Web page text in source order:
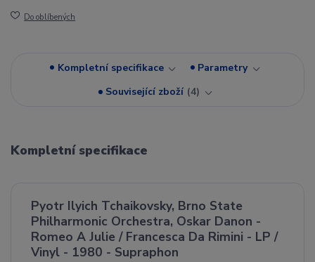
Do oblíbených
Kompletní specifikace
Parametry
Související zboží 4
Kompletní specifikace
Pyotr Ilyich Tchaikovsky, Brno State
Philharmonic Orchestra, Oskar Danon -
Romeo A Julie / Francesca Da Rimini - LP /
Vinyl - 1980 - Supraphon